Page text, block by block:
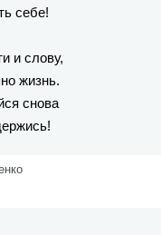
себе!
и слову,
жизнь.
снова